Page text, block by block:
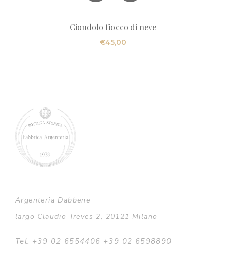
Ciondolo fiocco di neve
€45,00
Argenteria Dabbene
largo Claudio Treves 2, 20121 Milano
Tel. +39 02 6554406 +39 02 6598890